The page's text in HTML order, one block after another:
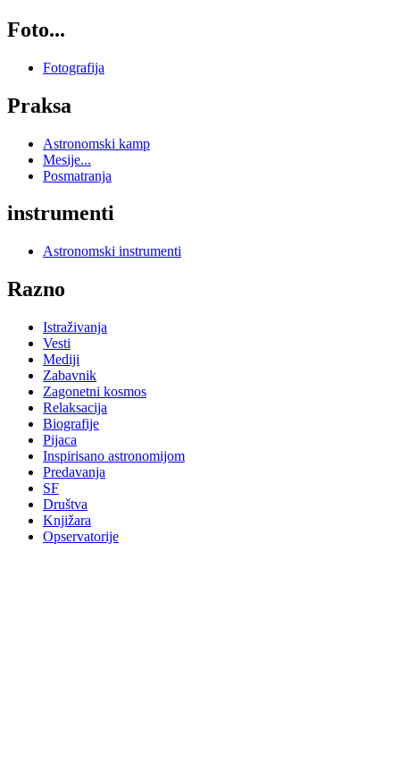
Foto...
Fotografija
Praksa
Astronomski kamp
Mesije...
Posmatranja
instrumenti
Astronomski instrumenti
Razno
Istraživanja
Vesti
Mediji
Zabavnik
Zagonetni kosmos
Relaksacija
Biografije
Pijaca
Inspirisano astronomijom
Predavanja
SF
Društva
Knjižara
Opservatorije